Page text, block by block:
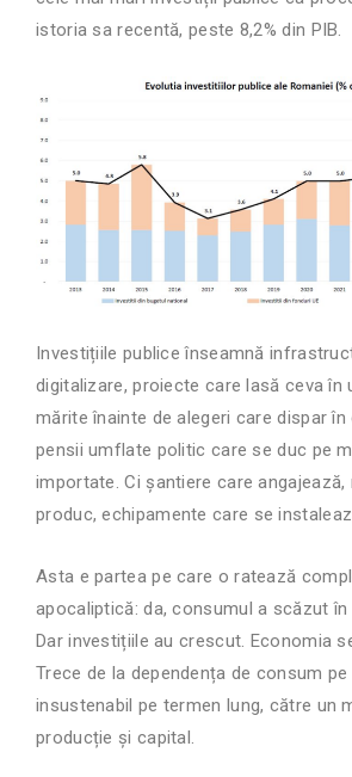
istoria sa recentă, peste 8,2% din PIB.
Investițiile publice înseamnă
digitalizare, proiecte care lasă ceva în
mărite înainte de alegeri care dispar în
pensii umflate politic care se duc pe
importate. Ci șantiere care angajează,
produc, echipamente care se
Asta e partea pe care o ratează
apocaliptică: da, consumul a scăzut
Dar investițiile au crescut. Economia
Trece de la dependența de consum
insustenabil pe termen lung, către un
producție și capital.